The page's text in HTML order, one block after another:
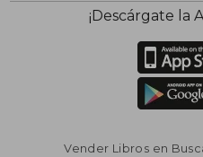
¡Descárgate la
Vender Libros en